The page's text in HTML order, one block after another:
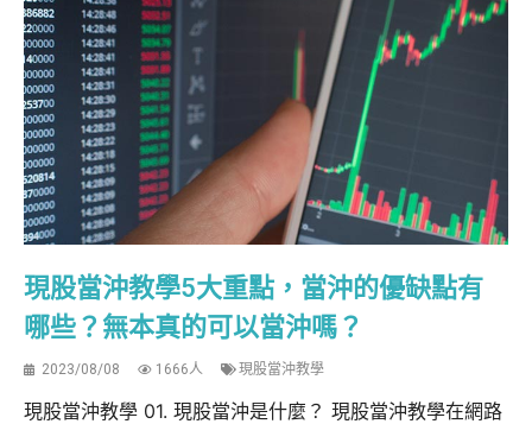
現股當沖教學5大重點，當沖的優缺點有
哪些？無本真的可以當沖嗎？
2023/08/08 1666人 現股當沖教學
現股當沖教學 01. 現股當沖是什麼？ 現股當沖教學在網路